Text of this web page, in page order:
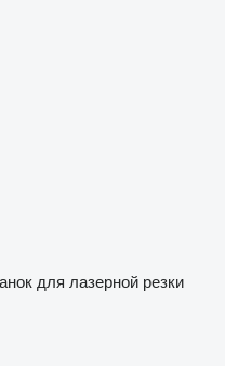
для лазерной резки